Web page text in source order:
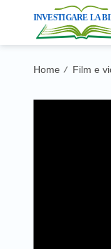
Home / Film e